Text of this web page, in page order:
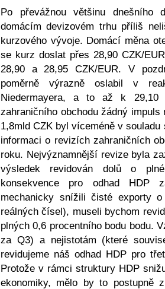
Po převážnou většinu dnešního
domácím devizovém trhu příliš
kurzového vývoje. Domácí měna
se kurz doslat přes 28,90 CZK/
28,90 a 28,95 CZK/EUR. V
poměrně výrazně oslabil v
Niedermayera, a to až k 29,10
zahraničního obchodu žádný
1,8mld CZK byl víceméně v
informaci o revizích zahraničních
roku. Nejvýznamnější revize byla
výsledek revidován dolů o
konsekvence pro odhad HDP
mechanicky snížili čisté exporty
reálných čísel), museli bychom
plných 0,6 procentního bodu bodu.
za Q3) a nejistotám (které
revidujeme náš odhad HDP pro
Protože v rámci struktury HDP
ekonomiky, mělo by to postupně